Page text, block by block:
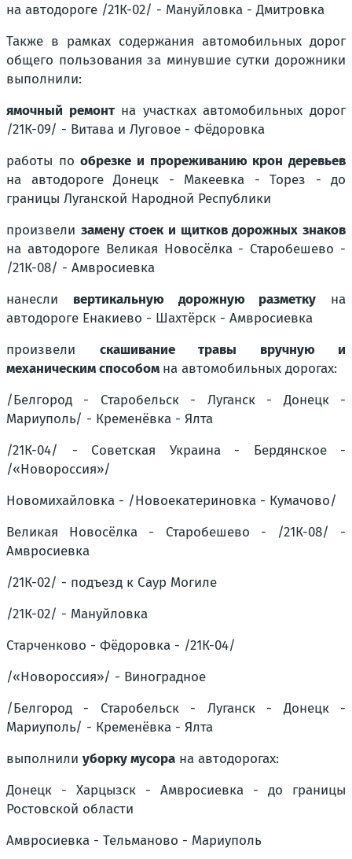
на автодороге /21К-02/ - Мануйловка - Дмитровка
Также в рамках содержания автомобильных дорог
общего пользования за минувшие сутки дорожники
выполнили:
ямочный ремонтна участках автомобильных дорог
/21К-09/ - Витава и Луговое - Фёдоровка
работы пообрезке и прореживанию крон деревьев
на автодорогеДонецк - Макеевка - Торез - до
границы Луганской Народной Республики
произвели замену стоек и щитков дорожных знаков
на автодороге Великая Новосёлка - Старобешево -
/21К-08/ - Амвросиевка
нанесли вертикальную дорожную разметку на
автодороге Енакиево - Шахтёрск - Амвросиевка
произвели скашивание травы вручную и
механическим способом на автомобильных дорогах:
/Белгород - Старобельск - Луганск - Донецк -
Мариуполь/ - Кременёвка - Ялта
/21К-04/ - Советская Украина - Бердянское -
/«Новороссия»/
Новомихайловка - /Новоекатериновка - Кумачово/
Великая Новосёлка - Старобешево - /21К-08/ -
Амвросиевка
/21К-02/ - подъезд к Саур Могиле
/21К-02/ - Мануйловка
Старченково - Фёдоровка - /21К-04/
/«Новороссия»/ - Виноградное
/Белгород - Старобельск - Луганск - Донецк -
Мариуполь/ - Кременёвка - Ялта
выполнили уборку мусора на автодорогах:
Донецк - Харцызск - Амвросиевка - до границы
Ростовской области
Амвросиевка - Тельманово - Мариуполь